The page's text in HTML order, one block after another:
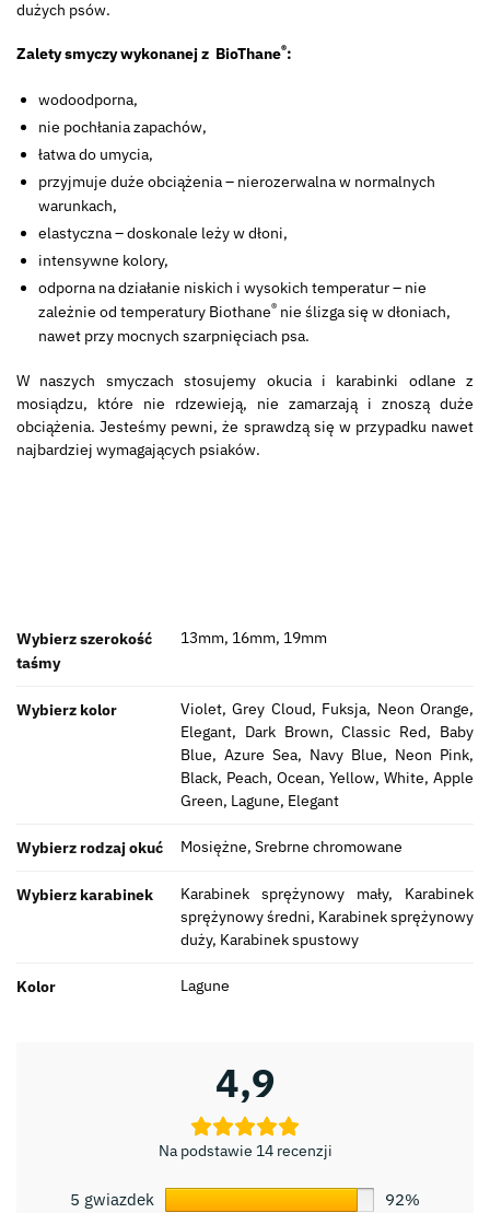
dużych psów.
Zalety smyczy wykonanej z BioThane®:
wodoodporna,
nie pochłania zapachów,
łatwa do umycia,
przyjmuje duże obciążenia – nierozerwalna w normalnych
warunkach,
elastyczna – doskonale leży w dłoni,
intensywne kolory,
odporna na działanie niskich i wysokich temperatur – nie
zależnie od temperatury Biothane® nie ślizga się w dłoniach,
nawet przy mocnych szarpnięciach psa.
W naszych smyczach stosujemy okucia i karabinki odlane z
mosiądzu, które nie rdzewieją, nie zamarzają i znoszą duże
obciążenia. Jesteśmy pewni, że sprawdzą się w przypadku nawet
najbardziej wymagających psiaków.
Wybierz szerokość
taśmy
13mm, 16mm, 19mm
Wybierz kolor
Violet, Grey Cloud, Fuksja, Neon Orange,
Elegant, Dark Brown, Classic Red, Baby
Blue, Azure Sea, Navy Blue, Neon Pink,
Black, Peach, Ocean, Yellow, White, Apple
Green, Lagune, Elegant
Wybierz rodzaj okuć Mosiężne, Srebrne chromowane
Wybierz karabinek
Karabinek sprężynowy mały, Karabinek
sprężynowy średni, Karabinek sprężynowy
duży, Karabinek spustowy
Kolor Lagune
4,9
Na podstawie 14 recenzji
5 gwiazdek
92%